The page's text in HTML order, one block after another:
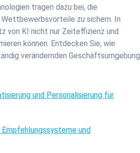
tragen dazu bei, die
zu sichern. In
von KI nicht nur Zeiteffizienz und
können. Entdecken Sie, wie
verändernden Geschäftsumgebung
und Personalisierung für
und